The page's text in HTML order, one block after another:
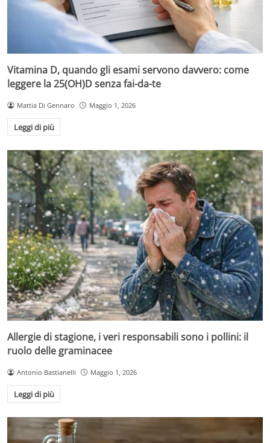
Vitamina D, quando gli esami servono davvero: come
leggere la 25(OH)D senza fai-da-te
Mattia Di Gennaro Maggio 1, 2026
Leggi di più
Allergie di stagione, i veri responsabili sono i pollini: il
ruolo delle graminacee
Antonio Bastianelli Maggio 1, 2026
Leggi di più